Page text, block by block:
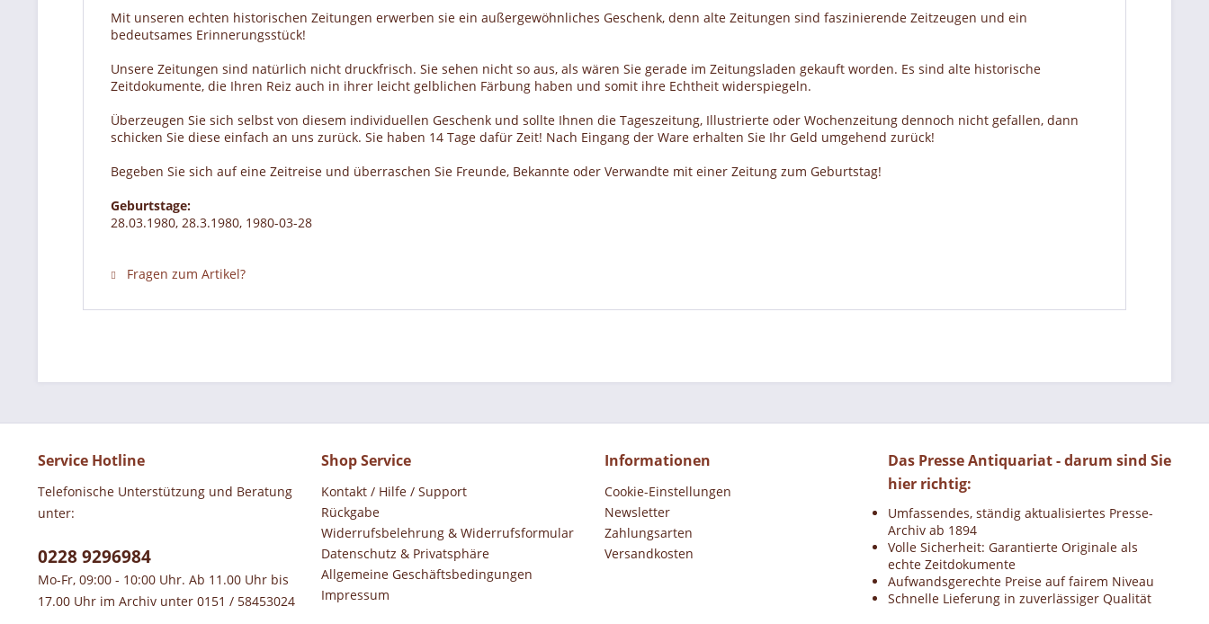
Mit unseren echten historischen Zeitungen erwerben sie ein außergewöhnliches Geschenk, denn alte Zeitungen sind faszinierende Zeitzeugen und ein
bedeutsames Erinnerungsstück!
Unsere Zeitungen sind natürlich nicht druckfrisch. Sie sehen nicht so aus, als wären Sie gerade im Zeitungsladen gekauft worden. Es sind alte historische
Zeitdokumente, die Ihren Reiz auch in ihrer leicht gelblichen Färbung haben und somit ihre Echtheit widerspiegeln.
Überzeugen Sie sich selbst von diesem individuellen Geschenk und sollte Ihnen die Tageszeitung, Illustrierte oder Wochenzeitung dennoch nicht gefallen, dann
schicken Sie diese einfach an uns zurück. Sie haben 14 Tage dafür Zeit! Nach Eingang der Ware erhalten Sie Ihr Geld umgehend zurück!
Begeben Sie sich auf eine Zeitreise und überraschen Sie Freunde, Bekannte oder Verwandte mit einer Zeitung zum Geburtstag!
Geburtstage:
28.03.1980, 28.3.1980, 1980-03-28
Fragen zum Artikel?
Service Hotline
Telefonische Unterstützung und Beratung
unter:
0228 9296984
Mo-Fr, 09:00 - 10:00 Uhr. Ab 11.00 Uhr bis
17.00 Uhr im Archiv unter 0151 / 58453024
Shop Service
Kontakt / Hilfe / Support
Rückgabe
Widerrufsbelehrung & Widerrufsformular
Datenschutz & Privatsphäre
Allgemeine Geschäftsbedingungen
Impressum
Informationen
Cookie-Einstellungen
Newsletter
Zahlungsarten
Versandkosten
Das Presse Antiquariat - darum sind Sie
hier richtig:
Umfassendes, ständig aktualisiertes Presse-
Archiv ab 1894
Volle Sicherheit: Garantierte Originale als
echte Zeitdokumente
Aufwandsgerechte Preise auf fairem Niveau
Schnelle Lieferung in zuverlässiger Qualität